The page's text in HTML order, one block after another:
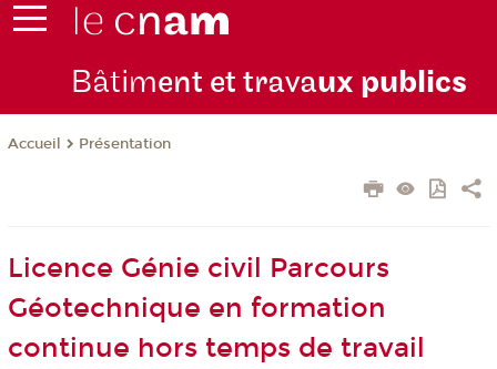
Bâtiment et travaux publics
Accueil Présentation
Licence Génie civil Parcours
Géotechnique en formation
continue hors temps de travail